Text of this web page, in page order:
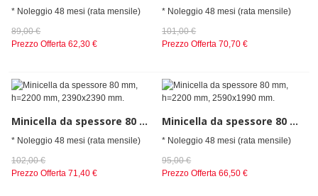
* Noleggio 48 mesi (rata mensile)
89,00 €
Prezzo Offerta 62,30 €
* Noleggio 48 mesi (rata mensile)
101,00 €
Prezzo Offerta 70,70 €
Minicella da spessore 80 mm, h=2200 mm, 2390x2390 mm.
* Noleggio 48 mesi (rata mensile)
102,00 €
Prezzo Offerta 71,40 €
Minicella da spessore 80 mm, h=2200 mm, 2590x1990 mm.
* Noleggio 48 mesi (rata mensile)
95,00 €
Prezzo Offerta 66,50 €